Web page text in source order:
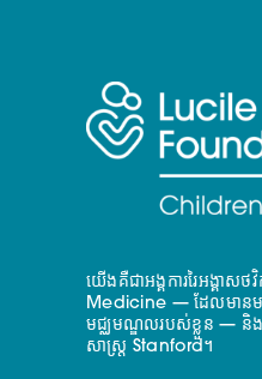
យើងគឺជាអង្គការរៃអង្គា
Medicine — ដែលមានមន្
មជ្ឈមណ្ឌលរបស់ខ្លួន — និងក
សាស្ត្រ Stanford។